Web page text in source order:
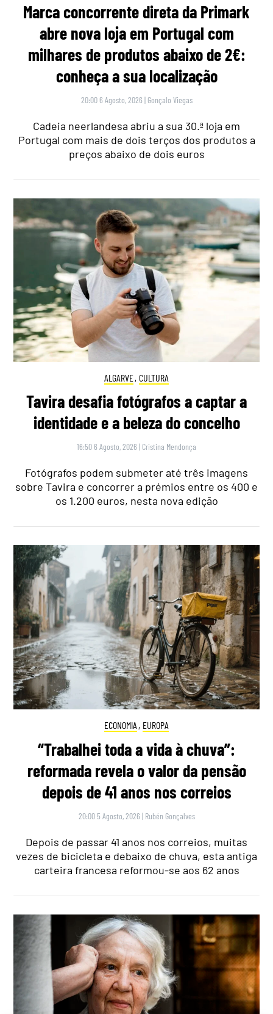
Marca concorrente direta da Primark
abre nova loja em Portugal com
milhares de produtos abaixo de 2€:
conheça a sua localização
20:00 6 Agosto, 2026 | Gonçalo Viegas
Cadeia neerlandesa abriu a sua 30.ª loja em
Portugal com mais de dois terços dos produtos a
preços abaixo de dois euros
ALGARVE, CULTURA
Tavira desafia fotógrafos a captar a
identidade e a beleza do concelho
16:50 6 Agosto, 2026 | Cristina Mendonça
Fotógrafos podem submeter até três imagens
sobre Tavira e concorrer a prémios entre os 400 e
os 1.200 euros, nesta nova edição
ECONOMIA , EUROPA
“Trabalhei toda a vida à chuva”:
reformada revela o valor da pensão
depois de 41 anos nos correios
20:00 5 Agosto, 2026 | Rubén Gonçalves
Depois de passar 41 anos nos correios, muitas
vezes de bicicleta e debaixo de chuva, esta antiga
carteira francesa reformou-se aos 62 anos